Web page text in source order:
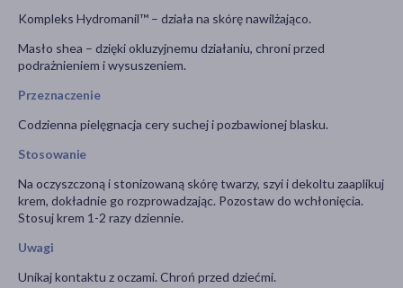
Kompleks Hydromanil™ – działa na skórę nawilżająco.
Masło shea – dzięki okluzyjnemu działaniu, chroni przed
podrażnieniem i wysuszeniem.
Przeznaczenie
Codzienna pielęgnacja cery suchej i pozbawionej blasku.
Stosowanie
Na oczyszczoną i stonizowaną skórę twarzy, szyi i dekoltu zaaplikuj
krem, dokładnie go rozprowadzając. Pozostaw do wchłonięcia.
Stosuj krem 1-2 razy dziennie.
Uwagi
Unikaj kontaktu z oczami. Chroń przed dziećmi.